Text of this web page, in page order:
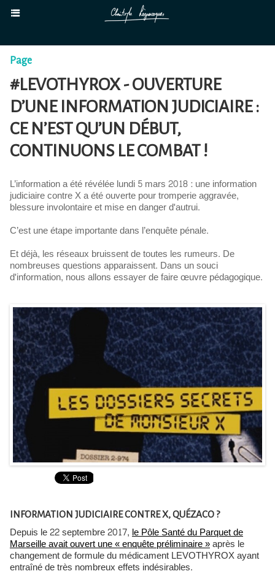
Page
#LEVOTHYROX - OUVERTURE
D’UNE INFORMATION JUDICIAIRE :
CE N’EST QU’UN DÉBUT,
CONTINUONS LE COMBAT !
L’information a été révélée lundi 5 mars 2018 : une information
judiciaire contre X a été ouverte pour tromperie aggravée,
blessure involontaire et mise en danger d'autrui.
C’est une étape importante dans l’enquête pénale.
Et déjà, les réseaux bruissent de toutes les rumeurs. De
nombreuses questions apparaissent. Dans un souci
d'information, nous allons essayer de faire œuvre pédagogique.
INFORMATION JUDICIAIRE CONTRE X, QUÉZACO ?
Depuis le 22 septembre 2017,le Pôle Santé du Parquet de
Marseille avait ouvert une « enquête préliminaire »après le
changement de formule du médicament LEVOTHYROX ayant
entraîné de très nombreux effets indésirables.